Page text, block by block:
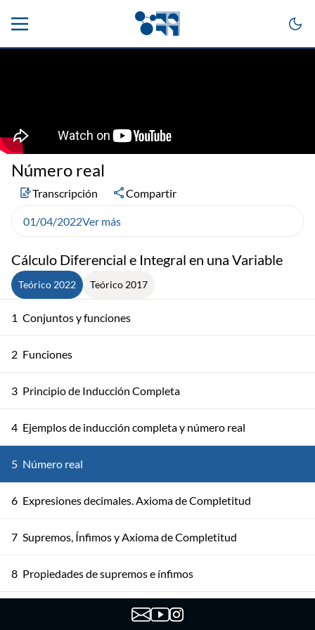
Cálculo Diferencial e Integral en una Variable
Teórico 2022 Teórico 2017
1 Conjuntos y funciones
2 Funciones
3 Principio de Inducción Completa
4 Ejemplos de inducción completa y número real
5 Número real
6 Expresiones decimales. Axioma de Completitud
7 Supremos, Ínfimos y Axioma de Completitud
8 Propiedades de supremos e ínfimos
Propiedades de ínfimos y supremos. Más consecuencias
del axioma de completitud
Número real
Transcripción Compartir
01/04/2022Ver más